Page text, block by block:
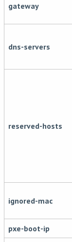
gateway
dns-servers
reserved-hosts
ignored-mac
pxe-boot-ip